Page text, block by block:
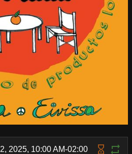
2025, 10:00 AM-02:00